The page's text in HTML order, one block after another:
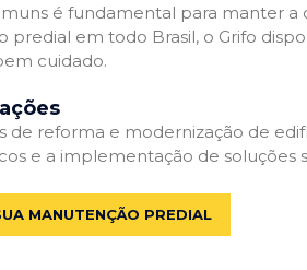
é fundamental para manter
predial em todo Brasil, o Grifo
cuidado.
reforma e modernização de
e a implementação de soluções
MANUTENÇÃO PREDIAL